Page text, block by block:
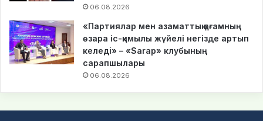
06.08.2026
«Партиялар мен азаматтық қоғамның
өзара іс-қимылы жүйелі негізде артып
келеді» – «Sarap» клубының
сарапшылары
06.08.2026